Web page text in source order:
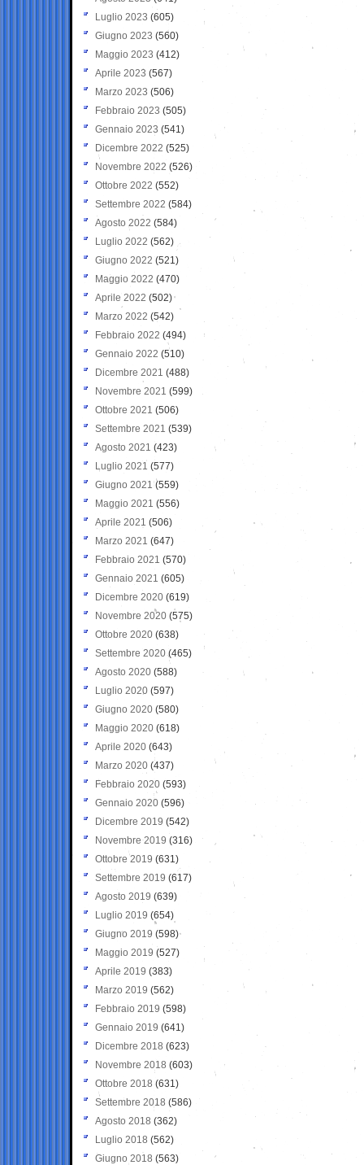
Luglio 2023 (605)
Giugno 2023 (560)
Maggio 2023 (412)
Aprile 2023 (567)
Marzo 2023 (506)
Febbraio 2023 (505)
Gennaio 2023 (541)
Dicembre 2022 (525)
Novembre 2022 (526)
Ottobre 2022 (552)
Settembre 2022 (584)
Agosto 2022 (584)
Luglio 2022 (562)
Giugno 2022 (521)
Maggio 2022 (470)
Aprile 2022 (502)
Marzo 2022 (542)
Febbraio 2022 (494)
Gennaio 2022 (510)
Dicembre 2021 (488)
Novembre 2021 (599)
Ottobre 2021 (506)
Settembre 2021 (539)
Agosto 2021 (423)
Luglio 2021 (577)
Giugno 2021(559)
Maggio 2021 (556)
Aprile 2021 (506)
Marzo 2021 (647)
Febbraio 2021 (570)
Gennaio 2021 (605)
Dicembre 2020 (619)
Novembre 2020 (575)
Ottobre 2020 (638)
Settembre 2020(465)
Agosto 2020 (588)
Luglio 2020 (597)
Giugno 2020 (580)
Maggio 2020 (618)
Aprile 2020 (643)
Marzo 2020 (437)
Febbraio 2020 (593)
Gennaio 2020 (596)
Dicembre 2019 (542)
Novembre 2019 (316)
Ottobre 2019 (631)
Settembre 2019 (617)
Agosto 2019 (639)
Luglio 2019 (654)
Giugno 2019 (598)
Maggio 2019 (527)
Aprile 2019 (383)
Marzo 2019 (562)
Febbraio 2019 (598)
Gennaio 2019 (641)
Dicembre 2018 (623)
Novembre 2018 (603)
Ottobre 2018 (631)
Settembre 2018 (586)
Agosto 2018 (362)
Luglio 2018 (562)
Giugno 2018 (563)